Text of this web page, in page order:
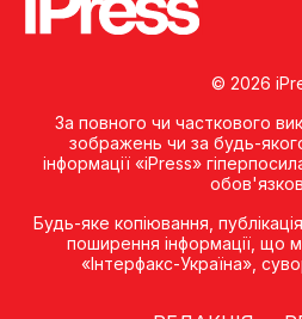
© 2026
За повного чи часткового
зображень чи за будь-
інформації «iPress»
Будь-яке копiювання,
поширення iнформацiї, що
«Iнтерфакс-Україна»,